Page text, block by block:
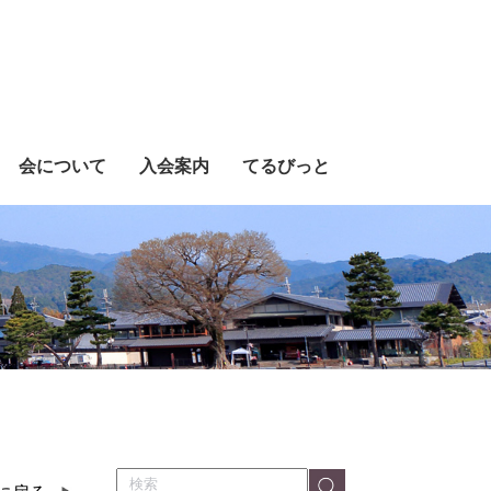
会について 入会案内 てるびっと